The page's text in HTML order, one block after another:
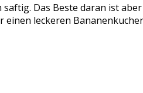
Das Beste daran ist
leckeren